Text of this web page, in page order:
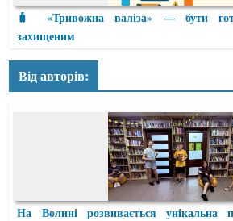
🧳 «Тривожна валіза» — бути
захищеним
Від авторів:
На Волині розвивається унікальна